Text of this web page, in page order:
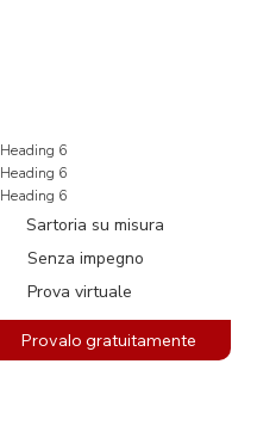
Heading 6
Heading 6
Heading 6
Sartoria su misura
Senza impegno
Prova virtuale